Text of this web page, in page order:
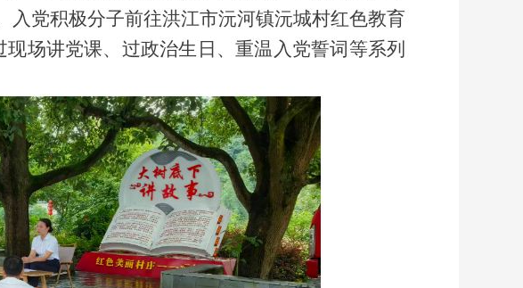
入党积极分子前往洪江市沅河镇沅城村红色教育
场讲党课、过政治生日、重温入党誓词等系列